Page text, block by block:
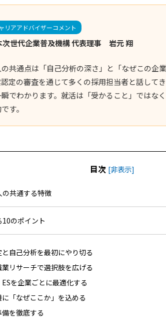
リアアドバイザーコメント
次世代企業普及機構 代表理事 岩元 翔
共通点は「自己分析の深さ」と「なぜこの企
定の審査を通じて多くの採用担当者と話して
でわかります。就活は「受かること」ではな
す。
目次 [非表示]
共通する特徴
のポイント
自己分析を最初にやり切る
リサーチで選択肢を広げる
を企業ごとに最適化する
「なぜここか」を込める
を徹底する